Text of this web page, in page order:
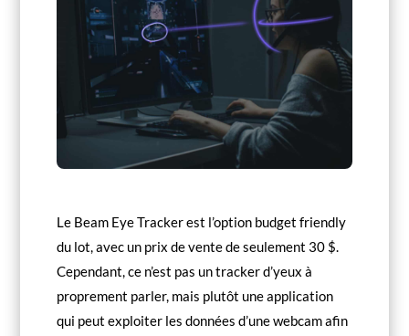
Le Beam Eye Tracker est l’option budget friendly
du lot, avec un prix de vente de seulement 30 $.
Cependant, ce n’est pas un tracker d’yeux à
proprement parler, mais plutôt une application
qui peut exploiter les données d’une webcam afin